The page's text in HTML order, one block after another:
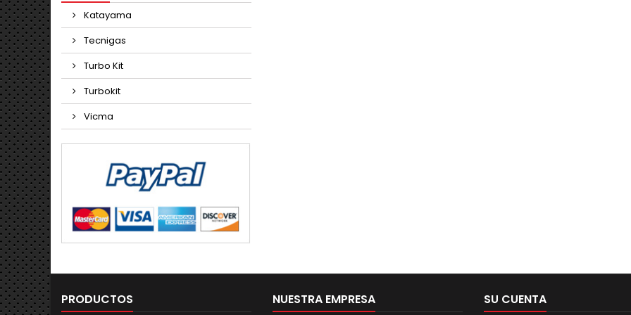
Katayama
Tecnigas
Turbo Kit
Turbokit
Vicma
PRODUCTOS NUESTRA EMPRESA SU CUENTA